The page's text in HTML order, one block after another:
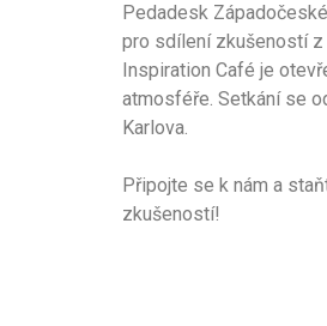
Pedadesk
pro sdílení zkušeností z
Inspiration Café je
atmosféře. Setkání se
Karlova.
Připojte se k nám a
zkušeností!